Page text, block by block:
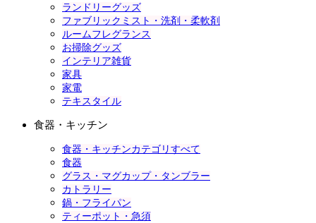
ランドリーグッズ
ファブリックミスト・洗剤・柔軟剤
ルームフレグランス
お掃除グッズ
インテリア雑貨
家具
家電
テキスタイル
食器・キッチン
食器・キッチンカテゴリすべて
食器
グラス・マグカップ・タンブラー
カトラリー
鍋・フライパン
ティーポット・急須